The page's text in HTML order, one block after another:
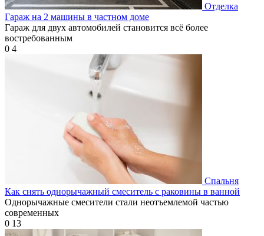
Отделка
Гараж на 2 машины в частном доме
Гараж для двух автомобилей становится всё более
востребованным
0 4
Спальня
Как снять однорычажный смеситель с раковины в ванной
Однорычажные смесители стали неотъемлемой частью
современных
0 13